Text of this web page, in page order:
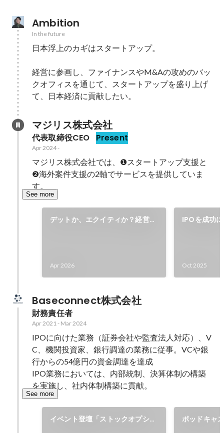
Ambition
In the future
日本浮上のカギはスタートアップ。
経営に参画し、ファイナンスやM&Aの攻めのバッ
クオフィスを通じて、スタートアップを盛り上げ
マジリス株式会社
代表取締役CEO Present
Apr 2024-
マジリス株式会社では、❶スタートアップ支援と
❷海外案件支援の2軸でサービスを提供していま
す。
See more
デットか、エクイティか？経営戦
Apr 2026
IPOを成功
Oct 2025
Baseconnect株式会社
財務責任者
Apr 2021- Mar 2024
IPOに向けた業務（証券会社や監査法人対応）、V
C、機関投資家、銀行調達の業務に従事。VCや銀
行からの54億円の資金調達を達成
IPO業務においては、内部統制、決算体制の構築
を実施し、社内体制構築に貢献。
See more
イベント登壇「ストックオプショ
ポッドキャ